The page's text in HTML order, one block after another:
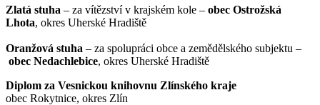
Zlatá stuha – za vítězství v krajském kole – obec Ostrožská
Lhota, okres Uherské Hradiště
Oranžová stuha – za spolupráci obce a zemědělského subjektu –
obec Nedachlebice, okres Uherské Hradiště
Diplom za Vesnickou knihovnu Zlínského kraje
obec Rokytnice, okres Zlín